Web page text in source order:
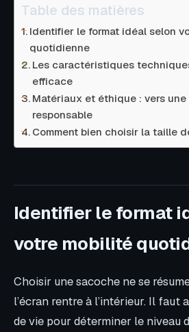
Table des matières
Identifier le format idéal selon
quotidienne
Les caractéristiques
efficace
Matériaux et éthique : vers une
responsable
Comment bien choisir la taille
Identifier le format
votre mobilité
Choisir une sacoche ne se
l’écran rentre à l’intérieur. Il faut
de vie pour déterminer le niveau